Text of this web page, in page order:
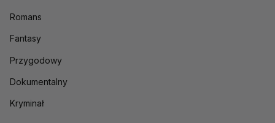
Romans
Fantasy
Przygodowy
Dokumentalny
Kryminał